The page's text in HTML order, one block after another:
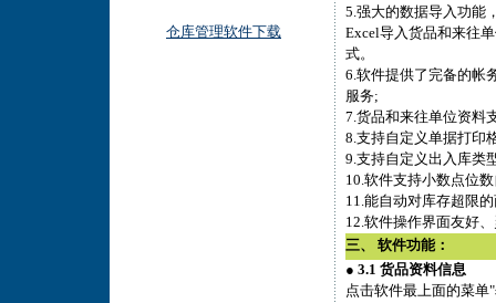
仓库管理软件下载
5.强大的数据导入功能
Excel导入货品和来往
式。
6.软件提供了完备的帐
服务;
7.货品和来往单位资料
8.支持自定义单据打印
9.支持自定义出入库类
10.软件支持小数点位
11.能自动对库存超限
12.软件操作界面友好
三、 软件功能：
● 3.1 货品资料信息
点击软件最上面的菜单"